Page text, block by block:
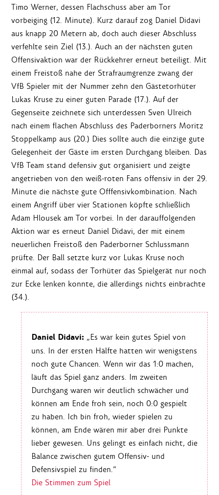
Timo Werner, dessen Flachschuss aber am Tor
vorbeiging (12. Minute). Kurz darauf zog Daniel Didavi
aus knapp 20 Metern ab, doch auch dieser Abschluss
verfehlte sein Ziel (13.). Auch an der nächsten guten
Offensivaktion war der Rückkehrer erneut beteiligt. Mit
einem Freistoß nahe der Strafraumgrenze zwang der
VfB Spieler mit der Nummer zehn den Gästetorhüter
Lukas Kruse zu einer guten Parade (17.). Auf der
Gegenseite zeichnete sich unterdessen Sven Ulreich
nach einem flachen Abschluss des Paderborners Moritz
Stoppelkamp aus (20.) Dies sollte auch die einzige gute
Gelegenheit der Gäste im ersten Durchgang bleiben. Das
VfB Team stand defensiv gut organisiert und zeigte
angetrieben von den weiß-roten Fans offensiv in der 29.
Minute die nächste gute Offfensivkombination. Nach
einem Angriff über vier Stationen köpfte schließlich
Adam Hlousek am Tor vorbei. In der darauffolgenden
Aktion war es erneut Daniel Didavi, der mit einem
neuerlichen Freistoß den Paderborner Schlussmann
prüfte. Der Ball setzte kurz vor Lukas Kruse noch
einmal auf, sodass der Torhüter das Spielgerät nur noch
zur Ecke lenken konnte, die allerdings nichts einbrachte
(34.).
Daniel Didavi: „Es war kein gutes Spiel von
uns. In der ersten Hälfte hatten wir wenigstens
noch gute Chancen. Wenn wir das 1:0 machen,
läuft das Spiel ganz anders. Im zweiten
Durchgang waren wir deutlich schwächer und
können am Ende froh sein, noch 0:0 gespielt
zu haben. Ich bin froh, wieder spielen zu
können, am Ende wären mir aber drei Punkte
lieber gewesen. Uns gelingt es einfach nicht, die
Balance zwischen gutem Offensiv- und
Defensivspiel zu finden.“
Die Stimmen zum Spiel